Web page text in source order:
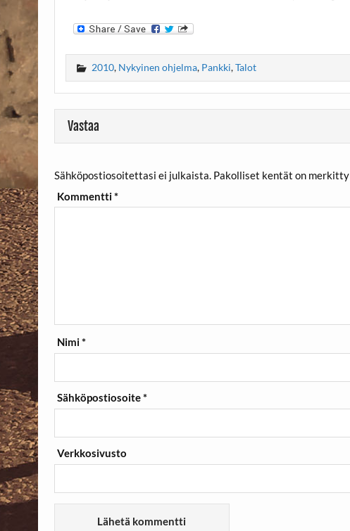
2010, Nykyinen ohjelma, Pankki,Talot
Vastaa
Sähköpostiosoitettasi ei julkaista. Pakolliset kentät on merkitty
Kommentti*
Nimi*
Sähköpostiosoite*
Verkkosivusto